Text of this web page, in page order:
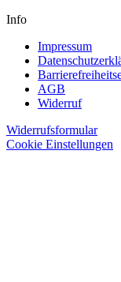
Info
Impressum
AGB
Widerruf
Widerrufsformular
Cookie Einstellungen